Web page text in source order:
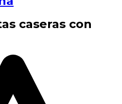
caseras con